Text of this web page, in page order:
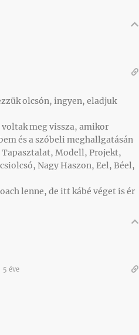
olcsón, ingyen, eladjuk
meg vissza, amikor
és a szóbeli meghallgatásán
Tapasztalat, Modell, Projekt,
Nagy Haszon, Eel, Béel,
lenne, de itt kábé véget is ér
5 éve